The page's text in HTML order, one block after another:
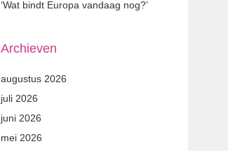
‘Wat bindt Europa vandaag nog?’
Archieven
augustus 2026
juli 2026
juni 2026
mei 2026